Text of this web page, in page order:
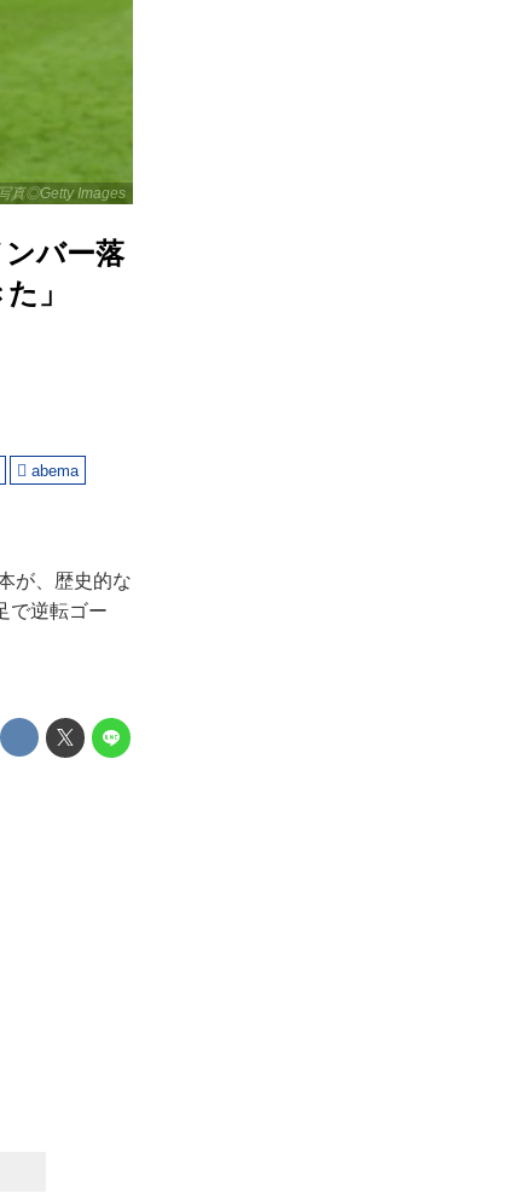
真◎Getty Images
ンバー落
」
abema
が、歴史的な
で逆転ゴー